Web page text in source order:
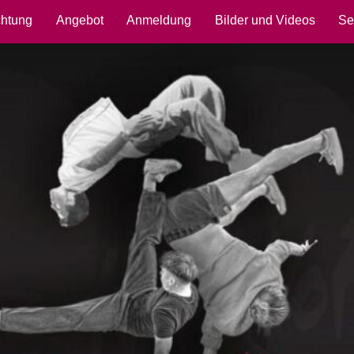
Angebot Anmeldung Bilder und Videos